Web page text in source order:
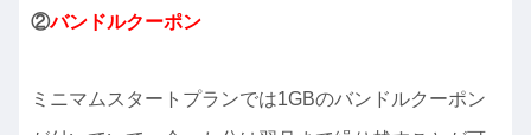
②バンドルクーポン
ミニマムスタートプランでは1GBのバンドルクーポン